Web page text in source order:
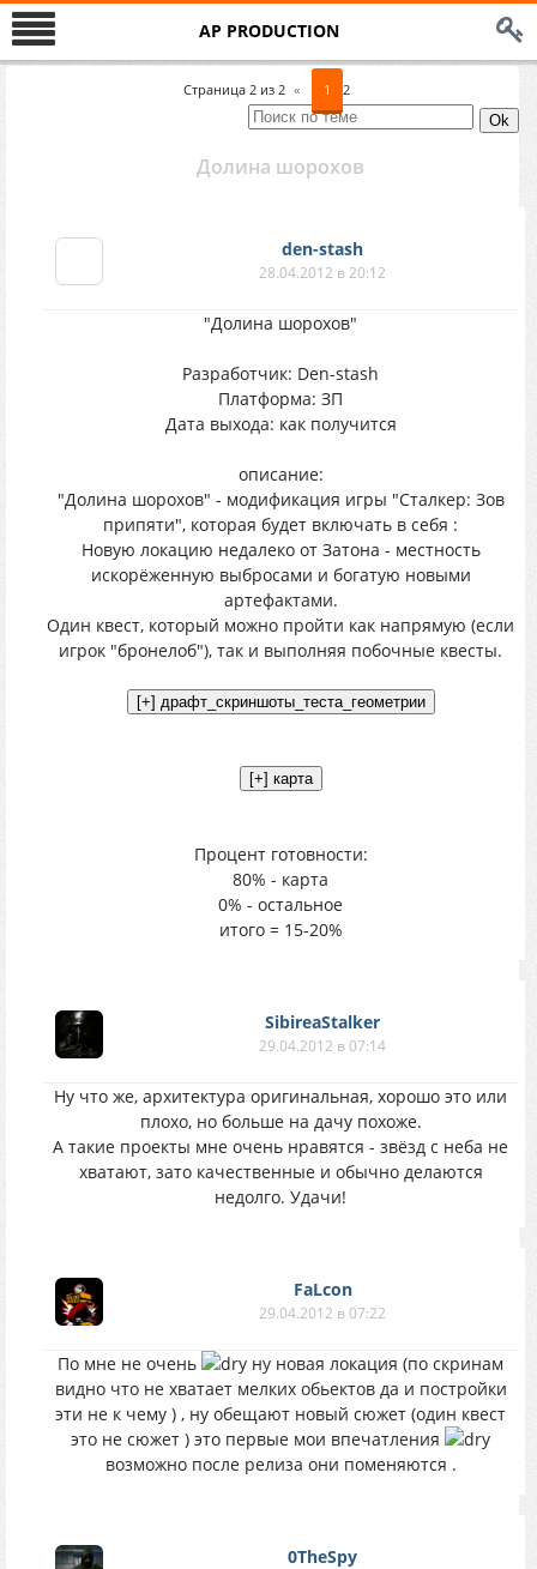
AP PRODUCTION
Страница 2 из 2 « 1 2
Долина шорохов
den-stash
28.04.2012 в 20:12
"Долина шорохов"
Разработчик: Den-stash
Платформа: ЗП
Дата выхода: как получится
описание:
"Долина шорохов" - модификация игры "Сталкер: Зов
припяти", которая будет включать в себя :
Новую локацию недалеко от Затона - местность
искорёженную выбросами и богатую новыми
артефактами.
Один квест, который можно пройти как напрямую (если
игрок "бронелоб"), так и выполняя побочные квесты.
Процент готовности:
80% - карта
0% - остальное
итого = 15-20%
SibireaStalker
29.04.2012 в 07:14
Ну что же, архитектура оригинальная, хорошо это или
плохо, но больше на дачу похоже.
А такие проекты мне очень нравятся - звёзд с неба не
хватают, зато качественные и обычно делаются
недолго. Удачи!
FaLcon
29.04.2012 в 07:22
По мне не очень
ну новая локация (по скринам
видно что не хватает мелких обьектов да и постройки
эти не к чему ) , ну обещают новый сюжет (один квест
это не сюжет ) это первые мои впечатления
возможно после релиза они поменяются .
0TheSpy